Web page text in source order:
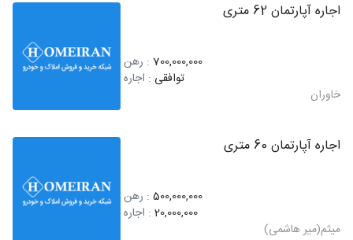
اجاره آپارتمان 62 متری
700,000,000 : رهن
توافقی : اجاره
خاوران
اجاره آپارتمان 60 متری
500,000,000 : رهن
20,000,000 : اجاره
میثم(میر هاشمی)